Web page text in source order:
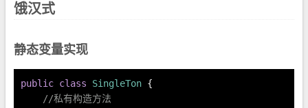
饿汉式
静态变量实现
public class SingleTon {
//私有构造方法